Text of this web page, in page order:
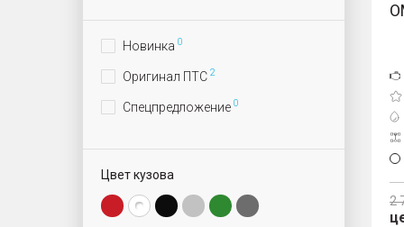
Новинка 0
Оригинал ПТС 2
Спецпредложение 0
Цвет кузова
2